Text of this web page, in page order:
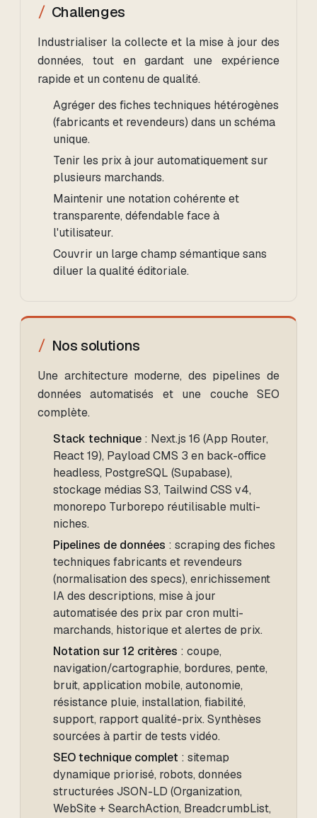
Challenges
Industrialiser la collecte et la mise à jour des
données, tout en gardant une expérience
rapide et un contenu de qualité.
Agréger des fiches techniques hétérogènes
(fabricants et revendeurs) dans un schéma
unique.
Tenir les prix à jour automatiquement sur
plusieurs marchands.
Maintenir une notation cohérente et
transparente, défendable face à
l'utilisateur.
Couvrir un large champ sémantique sans
diluer la qualité éditoriale.
Nos solutions
Une architecture moderne, des pipelines de
données automatisés et une couche SEO
complète.
Stack technique : Next.js 16 (App Router,
React 19), Payload CMS 3 en back-office
headless, PostgreSQL (Supabase),
stockage médias S3, Tailwind CSS v4,
monorepo Turborepo réutilisable multi-
niches.
Pipelines de données : scraping des fiches
techniques fabricants et revendeurs
(normalisation des specs), enrichissement
IA des descriptions, mise à jour
automatisée des prix par cron multi-
marchands, historique et alertes de prix.
Notation sur 12 critères : coupe,
navigation/cartographie, bordures, pente,
bruit, application mobile, autonomie,
résistance pluie, installation, fiabilité,
support, rapport qualité-prix. Synthèses
sourcées à partir de tests vidéo.
SEO technique complet : sitemap
dynamique priorisé, robots, données
structurées JSON-LD (Organization,
WebSite + SearchAction, BreadcrumbList,